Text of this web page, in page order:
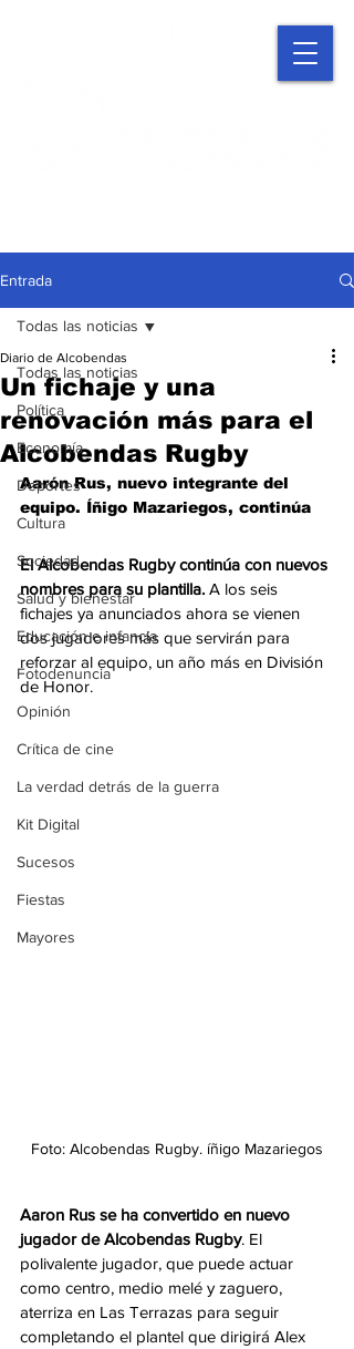
Entrada
Todas las noticias
Política
Economía
Deportes
Cultura
Sociedad
Salud y bienestar
Educación e infancia
Fotodenuncia
Opinión
Crítica de cine
La verdad detrás de la guerra
Kit Digital
Sucesos
Fiestas
Mayores
Todas las noticias
Un fichaje y una
renovación más para el
Alcobendas Rugby
Diario de Alcobendas
Aarón Rus, nuevo integrante del
equipo. Íñigo Mazariegos, continúa
El Alcobendas Rugby continúa con nuevos
nombres para su plantilla. A los seis
fichajes ya anunciados ahora se vienen
dos jugadores más que servirán para
reforzar al equipo, un año más en División
de Honor.
Foto: Alcobendas Rugby. íñigo Mazariegos
Aaron Rus se ha convertido en nuevo
jugador de Alcobendas Rugby. El
polivalente jugador, que puede actuar
como centro, medio melé y zaguero,
aterriza en Las Terrazas para seguir
completando el plantel que dirigirá Alex